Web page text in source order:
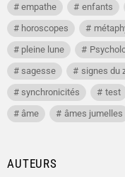
empathe
enfants
horoscopes
pleine lune
sagesse
signes du
synchronicités
test
âme
âmes jumelles
AUTEURS